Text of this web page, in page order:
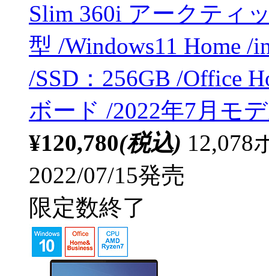
Slim 360i アークティ
型 /Windows11 Home /
/SSD：256GB /Office
ボード /2022年7月モ
¥120,780(税込) 12,078
2022/07/15発売
限定数終了